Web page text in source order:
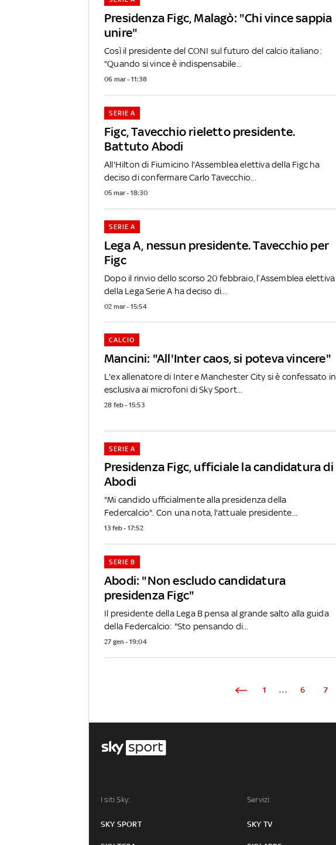
Presidenza Figc, Malagò: "Chi vince sappia
unire"
Così il presidente del CONI sul futuro del calcio italiano:
"Quando si vince è indispensabile...
06 mar - 11:38
Figc, Tavecchio rieletto presidente.
Battuto Abodi
SERIE A
All'Hilton di Fiumicino l'Assemblea elettiva della Figc ha
deciso di confermare Carlo Tavecchio...
05 mar - 18:30
Lega A, nessun presidente. Tavecchio per
Figc
SERIE A
Dopo il rinvio dello scorso 20 febbraio, l’Assemblea elettiva
della Lega Serie A ha deciso di...
02 mar - 15:54
Mancini: "All'Inter caos, si poteva vincere"
CALCIO
L'ex allenatore di Inter e Manchester City si è confessato in
esclusiva ai microfoni di Sky Sport...
28 feb - 15:53
Presidenza Figc, ufficiale la candidatura di
Abodi
SERIE A
"Mi candido ufficialmente alla presidenza della
Federcalcio". Con una nota, l'attuale presidente...
13 feb - 17:52
Abodi: "Non escludo candidatura
presidenza Figc"
SERIE B
Il presidente della Lega B pensa al grande salto alla guida
della Federcalcio: "Sto pensando di...
27 gen - 19:04
1 ... 6 7
I siti Sky:
SKY SPORT
Servizi:
SKY TV